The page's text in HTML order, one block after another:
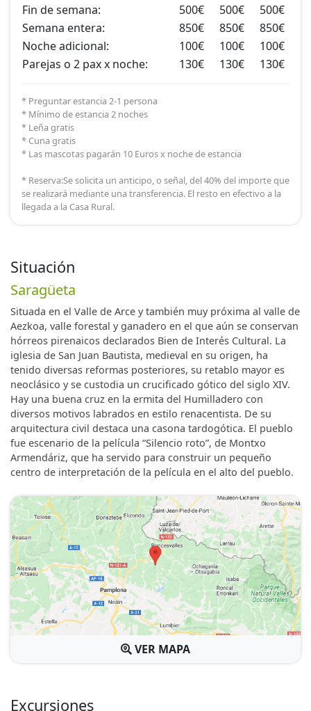
Situación
Saragüeta
Situada en el Valle de Arce y también muy próxima al valle de
Aezkoa, valle forestal y ganadero en el que aún se conservan
hórreos pirenaicos declarados Bien de Interés Cultural. La
iglesia de San Juan Bautista, medieval en su origen, ha
tenido diversas reformas posteriores, su retablo mayor es
neoclásico y se custodia un crucificado gótico del siglo XIV.
Hay una buena cruz en la ermita del Humilladero con
diversos motivos labrados en estilo renacentista. De su
arquitectura civil destaca una casona tardogótica. El pueblo
fue escenario de la película “Silencio roto”, de Montxo
Armendáriz, que ha servido para construir un pequeño
centro de interpretación de la película en el alto del pueblo.
VER MAPA
Excursiones
Fin de semana:
500€ 500€
500€
Semana entera:
850€ 850€
850€
Noche adicional:
100€ 100€
100€
Parejas o 2 pax x noche:
130€ 130€ 130€
* Preguntar estancia 2-1 persona
* Mínimo de estancia 2 noches
* Leña gratis
* Cuna gratis
* Las mascotas pagarán 10 Euros x noche de estancia
* Reserva:Se solicita un anticipo, o señal, del 40% del importe que
se realizará mediante una transferencia. El resto en efectivo a la
llegada a la Casa Rural.